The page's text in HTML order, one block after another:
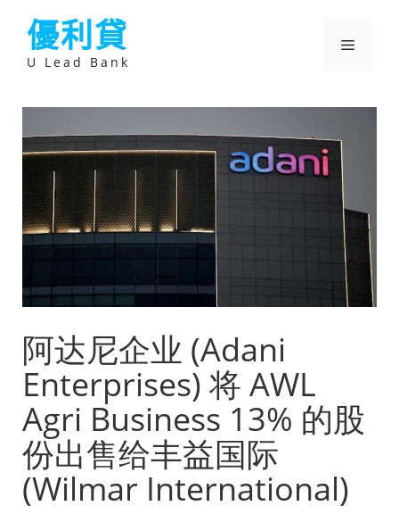
優利貸
U Lead Bank
選
阿达尼企业 (Adani
Enterprises) 将 AWL
Agri Business 13% 的股
份出售给丰益国际
(Wilmar International)